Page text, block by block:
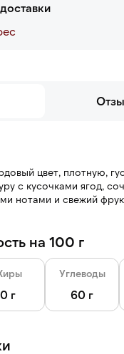
цвет, плотную,
с кусочками ягод,
нотами и свежий
на 100 г
0 г
Углеводы
60 г